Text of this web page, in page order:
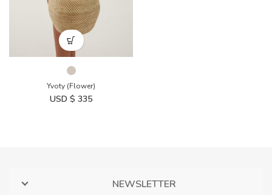
Yvoty (Flower)
USD $ 335
NEWSLETTER